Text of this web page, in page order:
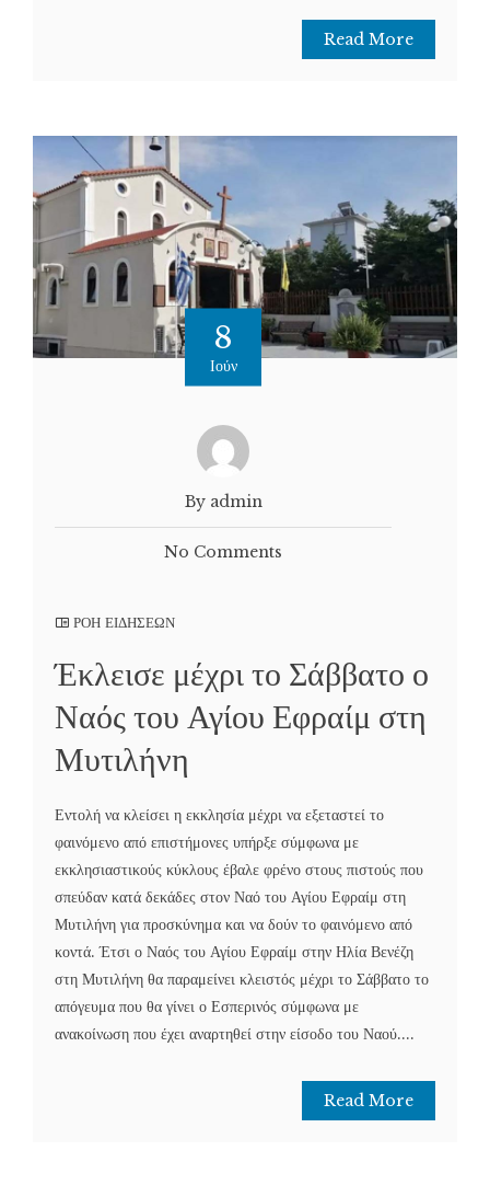
Read More
8
Ιούν
By admin
No Comments
ΡΟΗ ΕΙΔΗΣΕΩΝ
Έκλεισε μέχρι το Σάββατο ο
Ναός του Αγίου Εφραίμ στη
Μυτιλήνη
Εντολή να κλείσει η εκκλησία μέχρι να εξεταστεί το
φαινόμενο από επιστήμονες υπήρξε σύμφωνα με
εκκλησιαστικούς κύκλους έβαλε φρένο στους πιστούς που
σπεύδαν κατά δεκάδες στον Ναό του Αγίου Εφραίμ στη
Μυτιλήνη για προσκύνημα και να δούν το φαινόμενο από
κοντά. Έτσι ο Ναός του Αγίου Εφραίμ στην Ηλία Βενέζη
στη Μυτιλήνη θα παραμείνει κλειστός μέχρι το Σάββατο το
απόγευμα που θα γίνει ο Εσπερινός σύμφωνα με
ανακοίνωση που έχει αναρτηθεί στην είσοδο του Ναού....
Read More